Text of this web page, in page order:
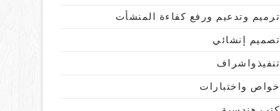
ترميم وتدعيم ورفع كفاءة المنشأت
تصميم إنشائي
تنفيذواشراف
خواص واختبارات